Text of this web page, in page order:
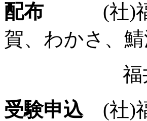
配布(社)福井
賀、わかさ、
福井県
受験申込(社)福